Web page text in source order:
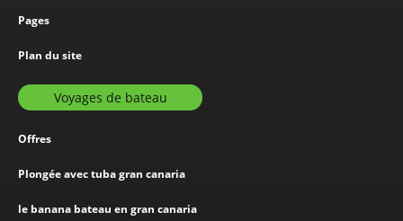
Pages
Plan du site
Voyages de bateau
Offres
Plongée avec tuba gran canaria
le banana bateau en gran canaria